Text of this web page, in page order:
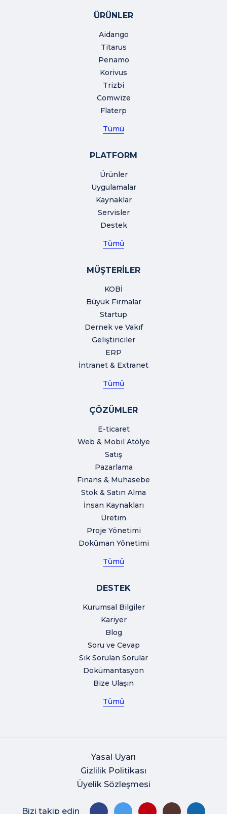
ÜRÜNLER
Aidango
Titarus
Penamo
Korivus
Trizbi
Comwize
Flaterp
Tümü
PLATFORM
Ürünler
Uygulamalar
Kaynaklar
Servisler
Destek
Tümü
MÜŞTERİLER
KOBİ
Büyük Firmalar
Startup
Dernek ve Vakıf
Geliştiriciler
ERP
İntranet & Extranet
Tümü
ÇÖZÜMLER
E-ticaret
Web & Mobil Atölye
Satış
Pazarlama
Finans & Muhasebe
Stok & Satın Alma
İnsan Kaynakları
Üretim
Proje Yönetimi
Doküman Yönetimi
Tümü
DESTEK
Kurumsal Bilgiler
Kariyer
Blog
Soru ve Cevap
Sık Sorulan Sorular
Dokümantasyon
Bize Ulaşın
Tümü
Yasal Uyarı
Gizlilik Politikası
Üyelik Sözleşmesi
Bizi takip edin